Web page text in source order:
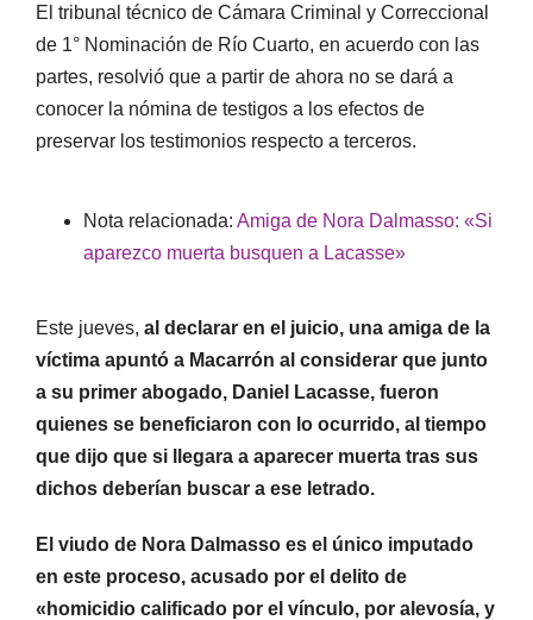
El tribunal técnico de Cámara Criminal y Correccional
de 1° Nominación de Río Cuarto, en acuerdo con las
partes, resolvió que a partir de ahora no se dará a
conocer la nómina de testigos a los efectos de
preservar los testimonios respecto a terceros.
Nota relacionada: Amiga de Nora Dalmasso: «Si
aparezco muerta busquen a Lacasse»
Este jueves, al declarar en el juicio, una amiga de la
víctima apuntó a Macarrón al considerar que junto
a su primer abogado, Daniel Lacasse, fueron
quienes se beneficiaron con lo ocurrido, al tiempo
que dijo que si llegara a aparecer muerta tras sus
dichos deberían buscar a ese letrado.
El viudo de Nora Dalmasso es el único imputado
en este proceso, acusado por el delito de
«homicidio calificado por el vínculo, por alevosía, y